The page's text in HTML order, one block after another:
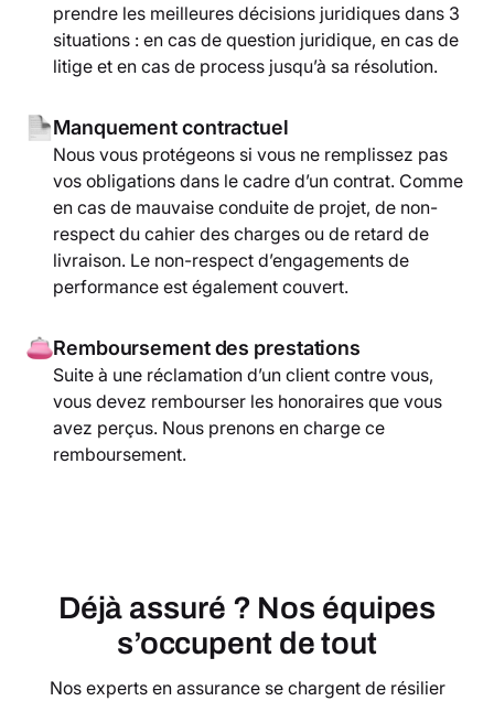
prendre les meilleures décisions juridiques dans 3
situations : en cas de question juridique, en cas de
litige et en cas de process jusqu’à sa résolution.
Manquement contractuel
Nous vous protégeons si vous ne remplissez pas
vos obligations dans le cadre d’un contrat. Comme
en cas de mauvaise conduite de projet, de non-
respect du cahier des charges ou de retard de
livraison. Le non-respect d’engagements de
performance est également couvert.
Remboursement des prestations
Suite à une réclamation d’un client contre vous,
vous devez rembourser les honoraires que vous
avez perçus. Nous prenons en charge ce
remboursement.
Déjà assuré ? Nos équipes
s’occupent de tout
Nos experts en assurance se chargent de résilier